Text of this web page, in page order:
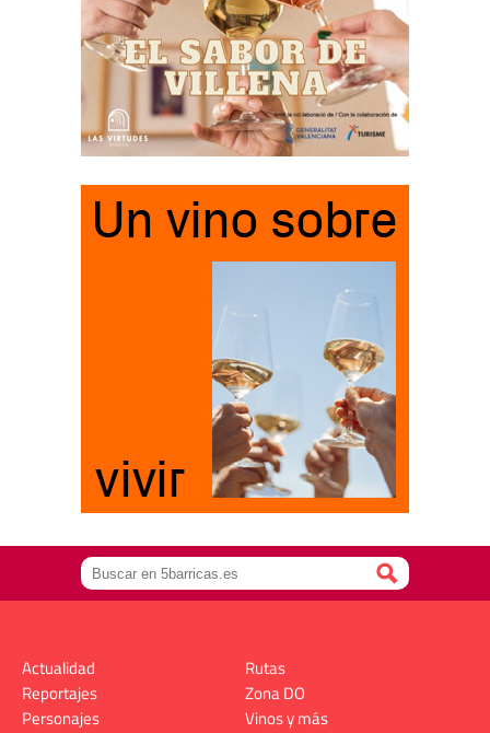
Actualidad
Reportajes
Personajes
Rutas
Zona DO
Vinos y más